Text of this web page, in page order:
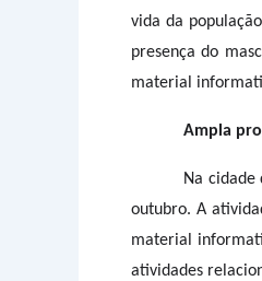
vida da
presença do
material
Ampla
Na
outubro. A
material
atividades